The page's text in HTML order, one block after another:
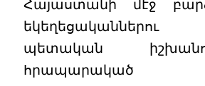
Հայաստանի մէջ
եկեղեցականներու
պետական
հրապարակած